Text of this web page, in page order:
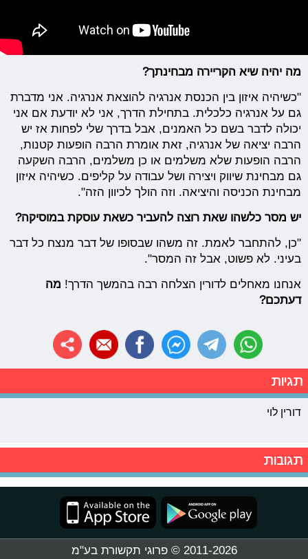
מה יהיה שיא הקריירה מבחינתך?
"כשיהיה איזון בין הכנסת אנרגיה להוצאת אנרגיה. אני מדברת
גם על אנרגיה כלכלית. בתחילת הדרך, אני לא יודעת אם אני
יכולה לדבר בשם כל האמנים, אבל בדרך שלי לפחות אז יש
הרבה יציאה של אנרגיה, זאת אומרת הרבה הופעות קטנות,
הרבה הופעות שלא משלמים או כן משלמים, הרבה השקעה
גם מבחינת שיווק ויצירה ושל עבודה על קליפים. כשיהיה איזון
מבחינת הכניסה והיציאה. וזה הולך לכיוון הזה".
יש מסר כלשהו שאת רוצה להעביר כשאת עוסקת במוסיקה?
"כן, להתחבר לאמת. זה משהו שבסופו של דבר מנצח כל דבר
בעיני. לא פשוט, אבל זה המסר".
אנחנו מאחלים לדורין הצלחה רבה בהמשך הדרך! מה
דעתכם?
תגיות
דורין לוי
תגובות
2011-2026 © פרוגי תקשורת בע"מ